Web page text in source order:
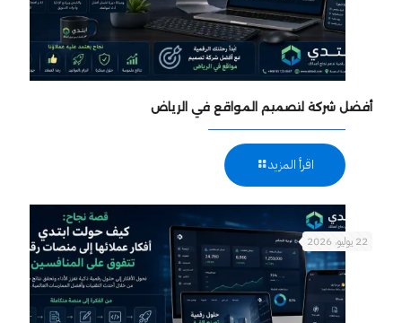
أفضل شركة لتصميم المواقع في الرياض
اقرأ المزيد
22 يوليو، 2026